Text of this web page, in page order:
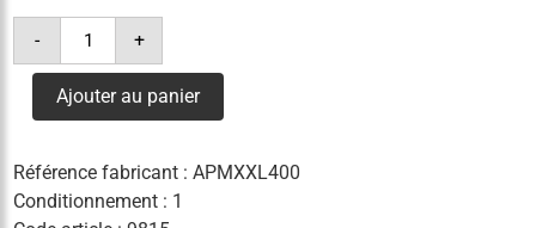
-
quantité
projecteur
xxl
168
4°k
54800lm
+
Ajouter au panier
Référence fabricant :APMXXL400
Conditionnement : 1